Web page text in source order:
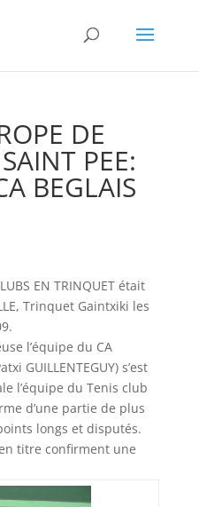
DE
PEE:
BEGLAIS
EN TRINQUET était
Trinquet Gaintxiki les
l’équipe du CA
GUILLENTEGUY) s’est
l’équipe du Tenis club
d’une partie de plus
longs et disputés.
titre confirment une